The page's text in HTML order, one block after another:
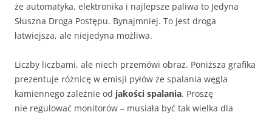
że automatyka, elektronika i najlepsze paliwa to Jedyna
Słuszna Droga Postępu. Bynajmniej. To jest droga
łatwiejsza, ale niejedyna możliwa.
Liczby liczbami, ale niech przemówi obraz. Poniższa grafika
prezentuje różnicę w emisji pyłów ze spalania węgla
kamiennego zależnie od jakości spalania. Proszę
nie regulować monitorów – musiała być tak wielka dla